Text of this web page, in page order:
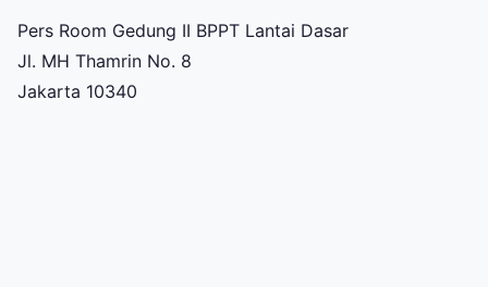
Pers Room Gedung II BPPT Lantai Dasar
Jl. MH Thamrin No. 8
Jakarta 10340